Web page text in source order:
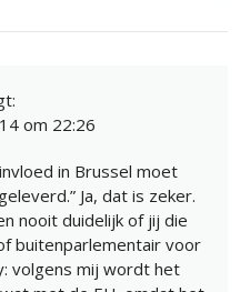
om 22:26
invloed in Brussel moet
Ja, dat is zeker.
nooit duidelijk of jij die
buitenparlementair voor
volgens mij wordt het